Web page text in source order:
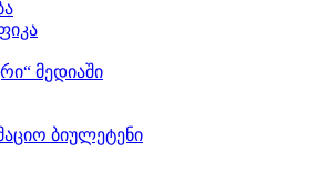
მედიაში
ბიულეტენი